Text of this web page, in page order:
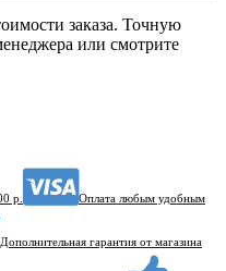
заказа. Точную
или смотрите
р. Оплата любым удобным
Дополнительная гарантия от магазина